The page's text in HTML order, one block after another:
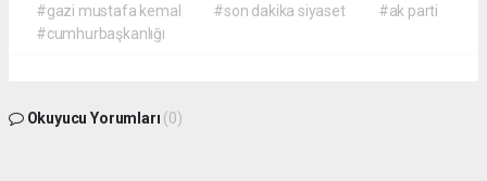
#gazi mustafa kemal
#son dakika siyaset
#ak parti
#cumhurbaşkanlığı
Okuyucu Yorumları (0)